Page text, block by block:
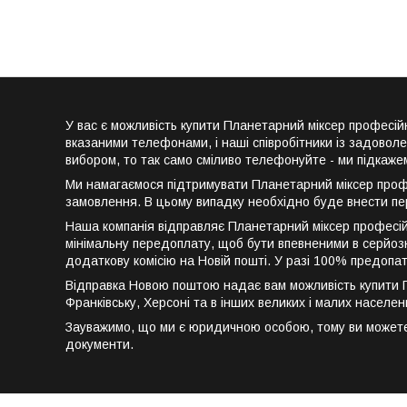
У вас є можливість купити Планетарний міксер
вказаними телефонами, і наші співробітники із
вибором, то так само сміливо телефонуйте - ми
Ми намагаємося підтримувати Планетарний міксер
замовлення. В цьому випадку необхідно буде внести
Наша компанія відправляє Планетарний міксер
мінімальну передоплату, щоб бути впевненими в
додаткову комісію на Новій пошті. У разі 100%
Відправка Новою поштою надає вам можливість купити
Франківську, Херсоні та в інших великих і малих
Зауважимо, що ми є юридичною особою, тому ви можете
документи.